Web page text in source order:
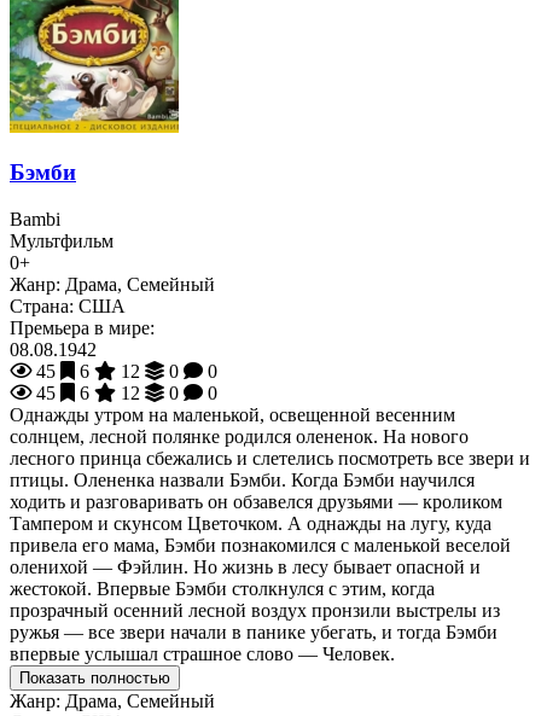
Бэмби
Bambi
Мультфильм
0+
Жанр: Драма, Семейный
Страна: США
Премьера в мире:
08.08.1942
45
6 12 0
0
45
6 12 0
0
Однажды утром на маленькой, освещенной весенним
солнцем, лесной полянке родился олененок. На нового
лесного принца сбежались и слетелись посмотреть все звери и
птицы. Олененка назвали Бэмби. Когда Бэмби научился
ходить и разговаривать он обзавелся друзьями — кроликом
Тампером и скунсом Цветочком. А однажды на лугу, куда
привела его мама, Бэмби познакомился с маленькой веселой
оленихой — Фэйлин. Но жизнь в лесу бывает опасной и
жестокой. Впервые Бэмби столкнулся с этим, когда
прозрачный осенний лесной воздух пронзили выстрелы из
ружья — все звери начали в панике убегать, и тогда Бэмби
впервые услышал страшное слово — Человек.
Показать полностью
Жанр: Драма, Семейный